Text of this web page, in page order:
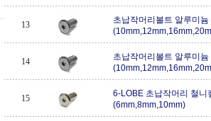
13
초납작머리볼트 알루미
14
초납작머리볼트 알루미
15
6-LOBE 초납작머리 철니
(6mm,8mm,10mm)